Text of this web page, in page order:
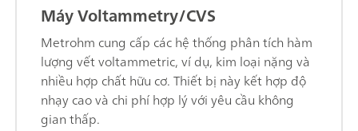
Máy Voltammetry/CVS
Metrohm cung cấp các hệ thống phân tích hàm
lượng vết voltammetric, ví dụ, kim loại nặng và
nhiều hợp chất hữu cơ. Thiết bị này kết hợp độ
nhạy cao và chi phí hợp lý với yêu cầu không
gian thấp.